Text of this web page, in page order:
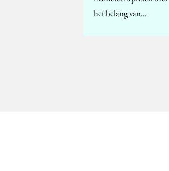
het belang van…